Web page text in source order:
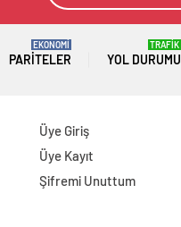
PARITELER
EKONOMİ
YOL DURUMU
TRAFİK
Üye Giriş
Üye Kayıt
Şifremi Unuttum